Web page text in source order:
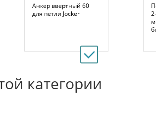
Анкер ввертный 60
для петли Jocker
категории